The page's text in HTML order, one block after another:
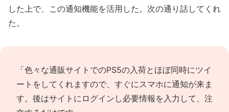
した上で、この通知機能を活用した。次の通り話してくれ
た。
「色々な通販サイトでのPS5の入荷とほぼ同時にツイ
ートをしてくれますので、すぐにスマホに通知が来ま
す。後はサイトにログインし必要情報を入力して、注